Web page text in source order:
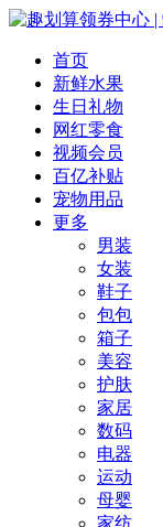
首页
新鲜水果
生日礼物
网红零食
视频会员
百亿补贴
宠物用品
更多
男装
女装
鞋子
包包
箱子
美容
护肤
家居
数码
电器
运动
母婴
家纺